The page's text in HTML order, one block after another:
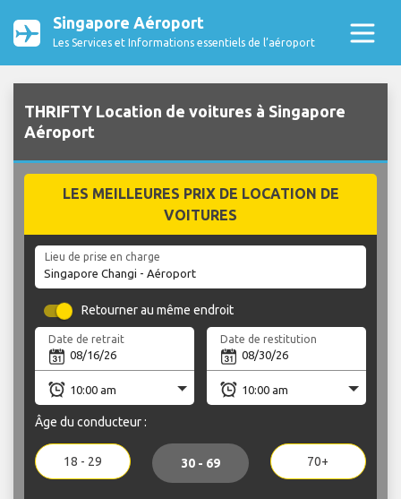
Singapore Aéroport
Les Services et Informations essentiels de l’aéroport
THRIFTY Location de voitures à Singapore
Aéroport
LES MEILLEURES PRIX DE LOCATION DE
VOITURES
Lieu de prise en charge
Retourner au même endroit
Date de retrait Date de restitution
Âge du conducteur :
18 - 29 30 - 69 70+